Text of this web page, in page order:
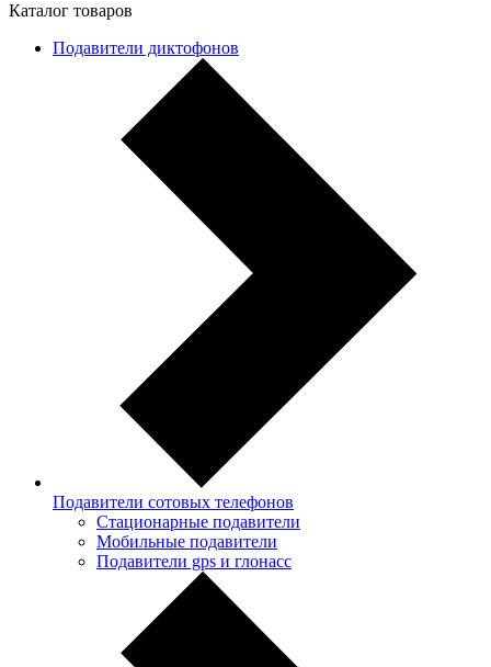
Каталог товаров
Подавители диктофонов
Подавители сотовых телефонов
Стационарные подавители
Мобильные подавители
Подавители gps и глонасс